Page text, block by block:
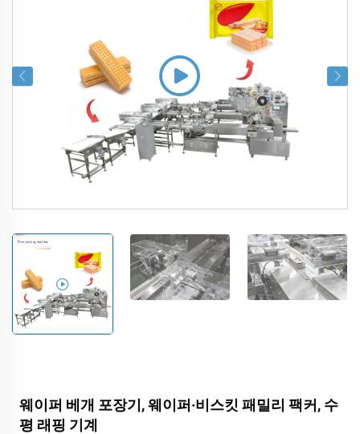
웨이퍼 베개 포장기, 웨이퍼·비스킷 패밀리 팩커, 수
평 래핑 기계